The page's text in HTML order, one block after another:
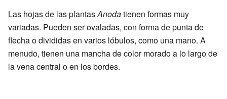
Las hojas de las plantasAnodatienen formas muy
variadas. Pueden ser ovaladas, con forma de punta de
flecha o divididas en varios lóbulos, como una mano. A
menudo, tienen una mancha de color morado a lo largo de
la vena central o en los bordes.